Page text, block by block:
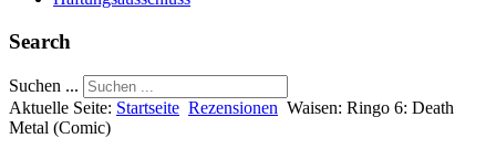
Search
Suchen ...
Aktuelle Seite: Startseite Rezensionen Waisen: Ringo 6: Death
Metal (Comic)